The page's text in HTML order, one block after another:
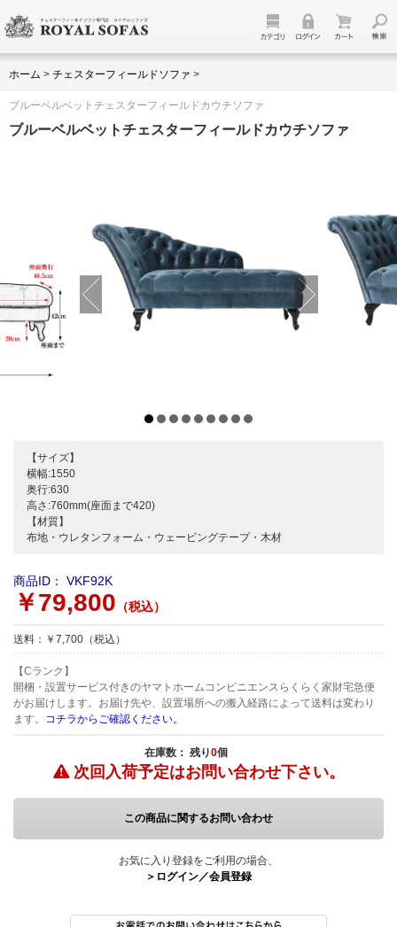
ホーム > チェスターフィールドソファ >
ブルーベルベットチェスターフィールドカウチソファ
ブルーベルベットチェスターフィールドカウチソファ
【サイズ】
横幅:1550
奥行:630
高さ:760mm(座面まで420)
【材質】
布地・ウレタンフォーム・ウェービングテープ・木材
商品ID： VKF92K
￥79,800 （税込）
送料：￥7,700（税込）
【Cランク】
開梱・設置サービス付きのヤマトホームコンビニエンスらくらく家財宅急便
がお届けします。お届け先や、設置場所への搬入経路によって送料は変わり
ます。 コチラからご確認ください。
在庫数： 残り0個
次回入荷予定はお問い合わせ下さい。
この商品に関するお問い合わせ
お気に入り登録をご利用の場合、
＞ログイン／会員登録